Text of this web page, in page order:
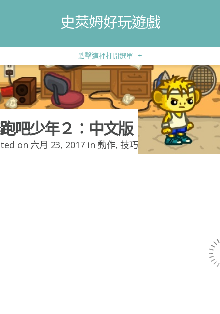
史萊姆好玩遊戲
點擊這裡打開選單 +
吧少年２：中文版
on 六月 23, 2017 in 動作, 技巧